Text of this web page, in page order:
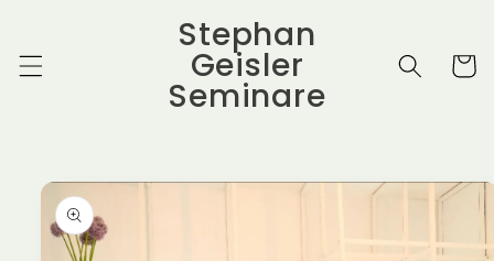
Stephan
Geisler
Seminare